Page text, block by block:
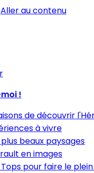
Aller au contenu
!
de découvrir
à vivre
plus beaux paysages
en images
Tops pour faire le